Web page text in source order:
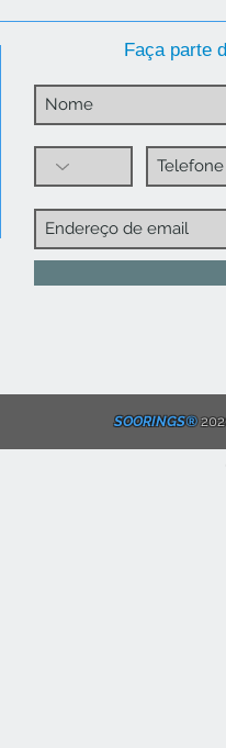
Faça parte
SOORINGS®